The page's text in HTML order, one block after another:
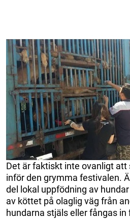
Det är faktiskt inte ovanligt
inför den grymma festivalen.
del lokal uppfödning av
av köttet på olaglig väg från
hundarna stjäls eller fångas in